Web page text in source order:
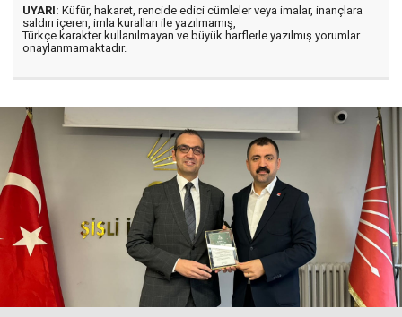
UYARI: Küfür, hakaret, rencide edici cümleler veya imalar, inançlara
saldırı içeren, imla kuralları ile yazılmamış,
Türkçe karakter kullanılmayan ve büyük harflerle yazılmış yorumlar
onaylanmamaktadır.